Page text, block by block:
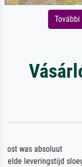
Sehr gute
des